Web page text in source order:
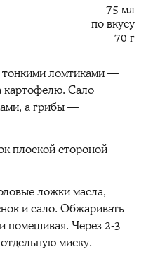
75 мл
по вкусу
70 г
тонкими ломтиками —
картофелю. Сало
а грибы —
плоской стороной
ложки масла,
и сало. Обжаривать
помешивая. Через 2-3
миску.